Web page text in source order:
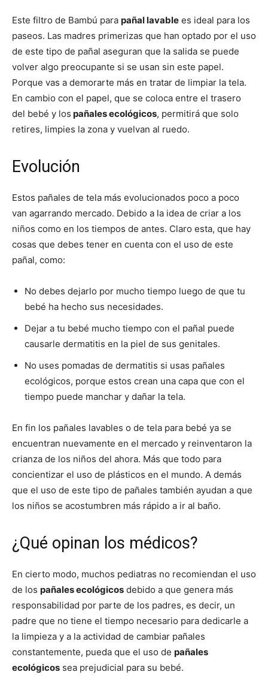
Este filtro de Bambú para pañal lavable es ideal para los
paseos. Las madres primerizas que han optado por el uso
de este tipo de pañal aseguran que la salida se puede
volver algo preocupante si se usan sin este papel.
Porque vas a demorarte más en tratar de limpiar la tela.
En cambio con el papel, que se coloca entre el trasero
del bebé y los pañales ecológicos, permitirá que solo
retires, limpies la zona y vuelvan al ruedo.
Evolución
Estos pañales de tela más evolucionados poco a poco
van agarrando mercado. Debido a la idea de criar a los
niños como en los tiempos de antes. Claro esta, que hay
cosas que debes tener en cuenta con el uso de este
pañal, como:
No debes dejarlo por mucho tiempo luego de que tu
bebé ha hecho sus necesidades.
Dejar a tu bebé mucho tiempo con el pañal puede
causarle dermatitis en la piel de sus genitales.
No uses pomadas de dermatitis si usas pañales
ecológicos, porque estos crean una capa que con el
tiempo puede manchar y dañar la tela.
En fin los pañales lavables o de tela para bebé ya se
encuentran nuevamente en el mercado y reinventaron la
crianza de los niños del ahora. Más que todo para
concientizar el uso de plásticos en el mundo. A demás
que el uso de este tipo de pañales también ayudan a que
los niños se acostumbren más rápido a ir al baño.
¿Qué opinan los médicos?
En cierto modo, muchos pediatras no recomiendan el uso
de los pañales ecológicos debido a que genera más
responsabilidad por parte de los padres, es decir, un
padre que no tiene el tiempo necesario para dedicarle a
la limpieza y a la actividad de cambiar pañales
constantemente, pueda que el uso de pañales
ecológicos sea prejudicial para su bebé.